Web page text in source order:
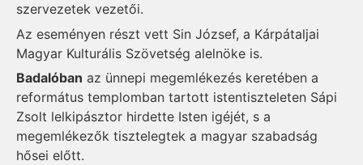
szervezetek vezetői.
Az eseményen részt vett Sin József, a Kárpátaljai
Magyar Kulturális Szövetség alelnöke is.
Badalóban az ünnepi megemlékezés keretében a
református templomban tartott istentiszteleten Sápi
Zsolt lelkipásztor hirdette Isten igéjét, s a
megemlékezők tisztelegtek a magyar szabadság
hősei előtt.